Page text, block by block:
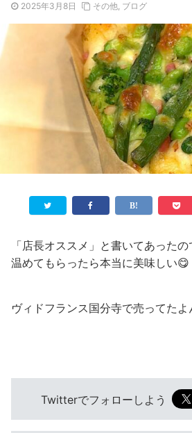
2025年3月8日 その他, ブログ
「店長オススメ」と書いてあったの
温めてもらったら本当に美味しい😋
ヴィドフランス国分寺で売ってたよ
Twitterでフォローしよう